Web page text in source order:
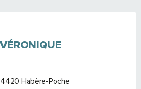
Habère-Poche